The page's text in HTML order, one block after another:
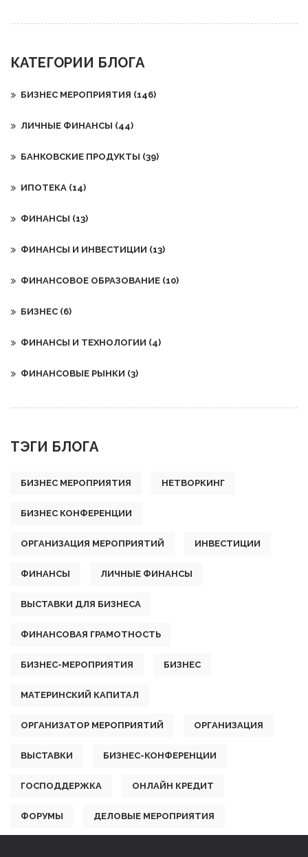
обучения, чтобы не потерять время и деньги.
КАТЕГОРИИ БЛОГА
БИЗНЕС МЕРОПРИЯТИЯ (146)
ЛИЧНЫЕ ФИНАНСЫ (44)
БАНКОВСКИЕ ПРОДУКТЫ (39)
ИПОТЕКА (14)
ФИНАНСЫ (13)
ФИНАНСЫ И ИНВЕСТИЦИИ (13)
ФИНАНСОВОЕ ОБРАЗОВАНИЕ (10)
БИЗНЕС (6)
ФИНАНСЫ И ТЕХНОЛОГИИ (4)
ФИНАНСОВЫЕ РЫНКИ (3)
ТЭГИ БЛОГА
БИЗНЕС МЕРОПРИЯТИЯ НЕТВОРКИНГ
БИЗНЕС КОНФЕРЕНЦИИ
ОРГАНИЗАЦИЯ МЕРОПРИЯТИЙ ИНВЕСТИЦИИ
ФИНАНСЫ ЛИЧНЫЕ ФИНАНСЫ
ВЫСТАВКИ ДЛЯ БИЗНЕСА
ФИНАНСОВАЯ ГРАМОТНОСТЬ
БИЗНЕС-МЕРОПРИЯТИЯ БИЗНЕС
МАТЕРИНСКИЙ КАПИТАЛ
ОРГАНИЗАТОР МЕРОПРИЯТИЙ ОРГАНИЗАЦИЯ
ВЫСТАВКИ БИЗНЕС-КОНФЕРЕНЦИИ
ГОСПОДДЕРЖКА ОНЛАЙН КРЕДИТ
ФОРУМЫ ДЕЛОВЫЕ МЕРОПРИЯТИЯ